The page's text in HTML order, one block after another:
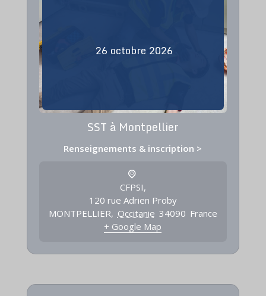
26 octobre 2026
SST à Montpellier
Renseignements & inscription >
CFPSI,
120 rue Adrien Proby
MONTPELLIER, Occitanie 34090 France
+ Google Map